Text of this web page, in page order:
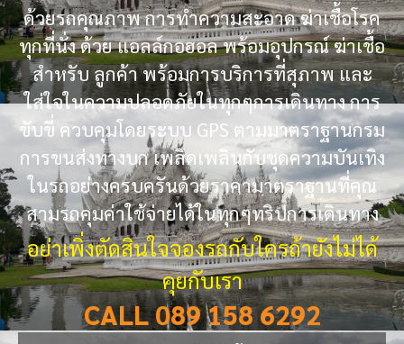
ด้วยรถคุณภาพ การทำความสะอาด ฆ่าเชื้อโรค
ทุกที่นั่ง ด้วย แอลล์กอฮอล พร้อมอุปกรณ์ ฆ่าเชื้อ
สำหรับ ลูกค้า พร้อมการบริการที่สุภาพ และ
ใส่ใจในความปลอดภัยในทุกๆการเดินทาง การ
ขับขี่ ควบคุมโดยระบบ GPS ตามมาตราฐานกรม
การขนส่งทางบก เพลิดเพลินกับชุดความบันเทิง
ในรถอย่างครบครันด้วยราคามาตราฐานที่คุณ
สามรถคุมค่าใช้จ่ายได้ในทุกๆทริปการเดินทาง
อย่าเพิ่งตัดสินใจจองรถกับใครถ้ายังไม่ได้
คุยกับเรา
CALL 089 158 6292